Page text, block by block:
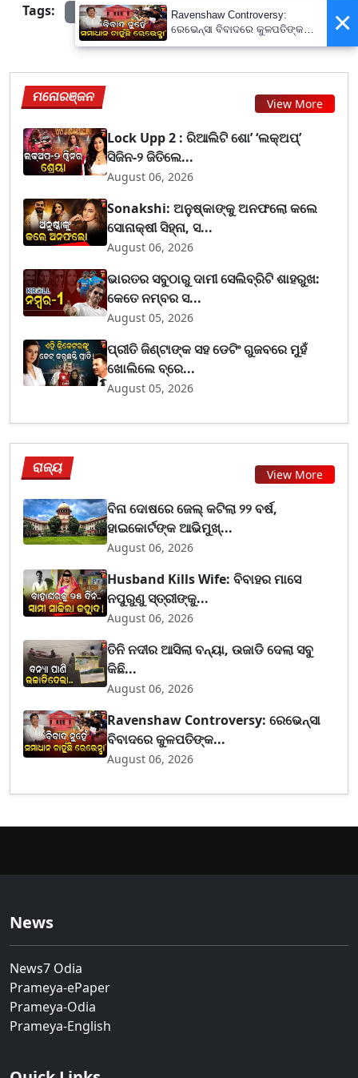
Tags:
prameyanews7
ମନୋରଞ୍ଜନ View More
Lock Upp 2 : ରିଆଲିଟି ଶୋ’ ‘ଲକ୍‌ଅପ୍’
ସିଜିନ-୨ ଜିତିଲେ...
August 06, 2026
Sonakshi: ଅନୁଷ୍କାଙ୍କୁ ଅନଫଲୋ କଲେ
ସୋନାକ୍ଷୀ ସିହ୍ନା, ସ...
August 06, 2026
ଭାରତର ସବୁଠାରୁ ଦାମୀ ସେଲିବ୍ରିଟି ଶାହରୁଖ:
କେତେ ନମ୍ବର ସ...
August 05, 2026
ପ୍ରୀତି ଜିଣ୍ଟାଙ୍କ ସହ ଡେଟିଂ ଗୁଜବରେ ମୁହଁ
ଖୋଲିଲେ ବ୍ରେ...
August 05, 2026
ରାଜ୍ୟ View More
ବିନା ଦୋଷରେ ଜେଲ୍ କଟିଲା ୨୨ ବର୍ଷ,
ହାଇକୋର୍ଟଙ୍କ ଆଭିମୁଖ୍...
August 06, 2026
Husband Kills Wife: ବିବାହର ମାସେ
ନପୁରୁଣୁ ସ୍ତ୍ରୀଙ୍କୁ...
August 06, 2026
ତିନି ନଦୀର ଆସିଲା ବନ୍ୟା, ଉଜାଡି ଦେଲା ସବୁ
କିଛି...
August 06, 2026
Ravenshaw Controversy: ରେଭେନ୍ସା
ବିବାଦରେ କୁଳପତିଙ୍କ...
August 06, 2026
News
News7 Odia
Prameya-ePaper
Prameya-Odia
Prameya-English
×
Ravenshaw Controversy:
ରେଭେନ୍ସା ବିବାଦରେ କୁଳପତିଙ୍କ
ପ୍ରଥମ ପ୍ରତିକ୍ରିୟା- 'ଅନାବଶ୍ୟକ